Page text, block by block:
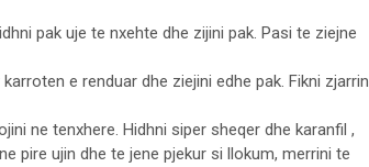
pak uje te nxehte dhe zijini pak. Pasi te ziejne
e renduar dhe ziejini edhe pak. Fikni zjarrin
ne tenxhere. Hidhni siper sheqer dhe karanfil ,
pire ujin dhe te jene pjekur si llokum, merrini te